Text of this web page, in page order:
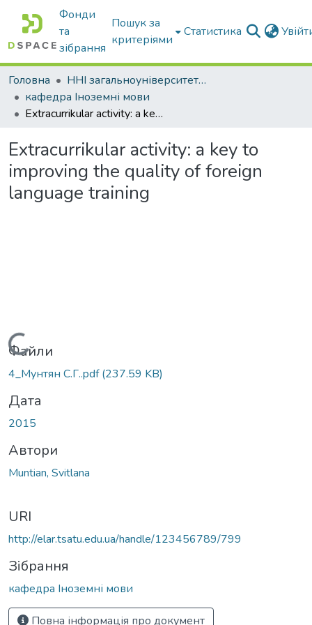
Фонди
та
зібрання
Пошук за
критеріями
Статистика
Головна
ННІ загальноуніверситетської підготовки
кафедра Іноземні мови
Extracurrikular activity: a key to improving the quality of foreign language training
Extracurrikular activity: a key to
improving the quality of foreign
language training
Вантажиться...
Файли
4_Мунтян С.Г..pdf(237.59 KB)
Дата
2015
Автори
Muntian, Svitlana
URI
http://elar.tsatu.edu.ua/handle/123456789/799
Зібрання
кафедра Іноземні мови
Повна інформація про документ